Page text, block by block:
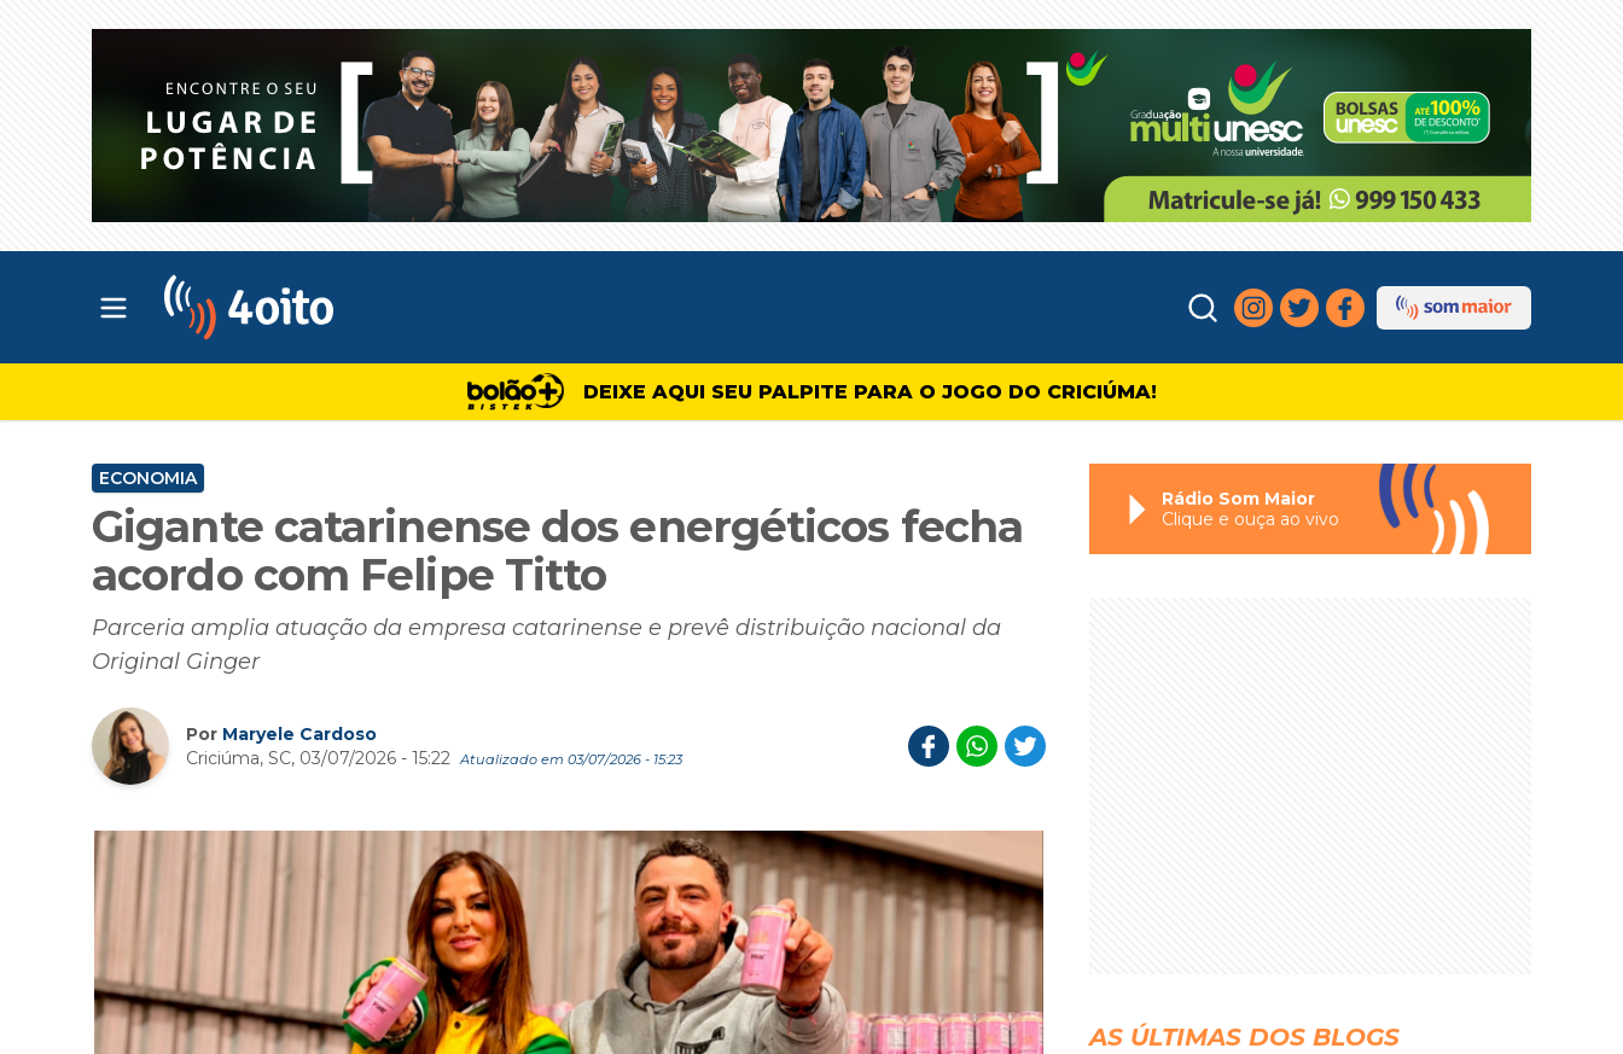
Abrir menu principal
DEIXE AQUI SEU PALPITE PARA O JOGO DO CRICIÚMA!
ECONOMIA
Gigante catarinense dos energéticos fecha
acordo com Felipe Titto
Parceria amplia atuação da empresa catarinense e prevê distribuição nacional da
Original Ginger
Por Maryele Cardoso
Criciúma, SC, 03/07/2026 - 15:22 Atualizado em 03/07/2026 - 15:23
Rádio Som Maior
Clique e ouça ao vivo
AS ÚLTIMAS DOS BLOGS